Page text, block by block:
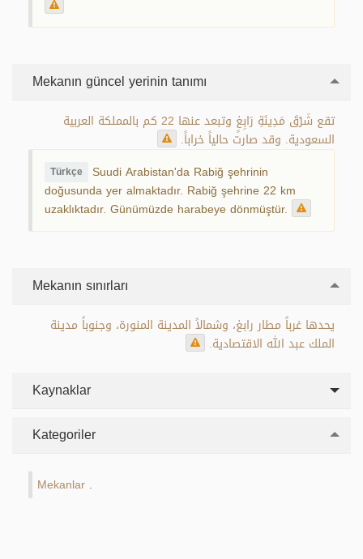
Mekanın güncel yerinin tanımı
تقع شَرْقَ مَدِينَةِ رَابِغٍ وتبعد عنها 22 كم بالمملكة العربية
السعودية. وقد صارت حالياً خراباً.
Türkçe Suudi Arabistan'da Rabiğ şehrinin
doğusunda yer almaktadır. Rabiğ şehrine 22 km
uzaklıktadır. Günümüzde harabeye dönmüştür.
Mekanın sınırları
يحدها غرباً مطار رابغ، وشمالاً المدينة المنورة، وجنوباً مدينة
الملك عبد الله الاقتصادية.
Kaynaklar
Kategoriler
Mekanlar